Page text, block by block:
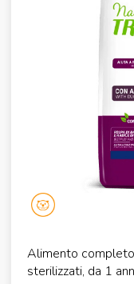
Alimento
sterilizzati, da 1